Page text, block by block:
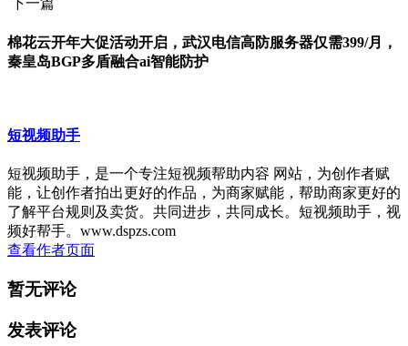
下一篇
棉花云开年大促活动开启，武汉电信高防服务器仅需399/月，
秦皇岛BGP多盾融合ai智能防护
短视频助手
短视频助手，是一个专注短视频帮助内容 网站，为创作者赋
能，让创作者拍出更好的作品，为商家赋能，帮助商家更好的
了解平台规则及卖货。共同进步，共同成长。短视频助手，视
频好帮手。www.dspzs.com
查看作者页面
暂无评论
发表评论